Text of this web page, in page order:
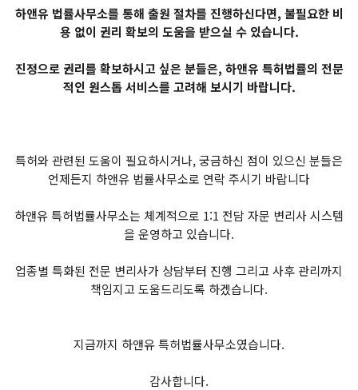
하앤유 법률사무소를 통해 출원 절차를 진행하신다면, 불필요한 비
용 없이 권리 확보의 도움을 받으실 수 있습니다.
진정으로 권리를 확보하시고 싶은 분들은, 하앤유 특허법률의 전문
적인 원스톱 서비스를 고려해 보시기 바랍니다.
특허와 관련된 도움이 필요하시거나, 궁금하신 점이 있으신 분들은
언제든지 하앤유 법률사무소로 연락 주시기 바랍니다
하앤유 특허법률사무소는 체계적으로 1:1 전담 자문 변리사 시스템
을 운영하고 있습니다.
업종별 특화된 전문 변리사가 상담부터 진행 그리고 사후 관리까지
책임지고 도움드리도록 하겠습니다.
지금까지 하앤유 특허법률사무소였습니다.
감사합니다.